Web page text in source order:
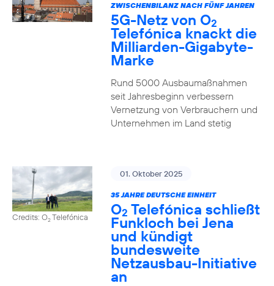
ZWISCHENBILANZ NACH FÜNF JAHREN
5G-Netz von O2
Telefónica knackt die
Milliarden-Gigabyte-
Marke
Rund 5000 Ausbaumaßnahmen
seit Jahresbeginn verbessern
Vernetzung von Verbrauchern und
Unternehmen im Land stetig
Credits: O2Telefónica
01. Oktober 2025
35 JAHRE DEUTSCHE EINHEIT
O2 Telefónica schließt
Funkloch bei Jena
und kündigt
bundesweite
Netzausbau-Initiative
an